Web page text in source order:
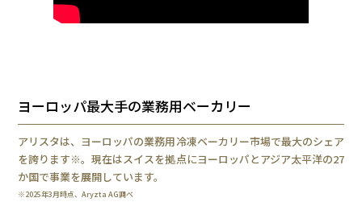
ヨーロッパ最大手の業務用ベーカリー
アリスタは、ヨーロッパの業務用冷凍ベーカリー市場で最大のシェア
を誇ります※。現在はスイスを拠点にヨーロッパとアジア太平洋の27
か国で事業を展開しています。
※2025年3月時点、Aryzta AG調べ